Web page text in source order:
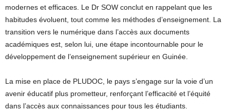
modernes et efficaces. Le Dr SOW conclut en rappelant que les
habitudes évoluent, tout comme les méthodes d’enseignement. La
transition vers le numérique dans l’accès aux documents
académiques est, selon lui, une étape incontournable pour le
développement de l’enseignement supérieur en Guinée.
La mise en place de PLUDOC, le pays s’engage sur la voie d’un
avenir éducatif plus prometteur, renforçant l’efficacité et l’équité
dans l’accès aux connaissances pour tous les étudiants.